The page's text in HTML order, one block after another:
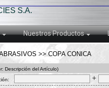
S.A.
Nuestros Productos
>> COPA CONICA
Descripción del Artículo)
+